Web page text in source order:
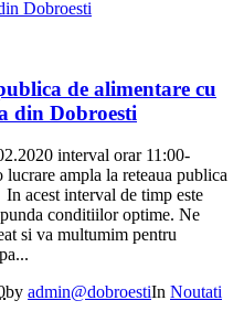
de alimentare cu
din Dobroesti
interval orar 11:00-
ampla la reteaua publica
acest interval de timp este
conditiilor optime. Ne
si va multumim pentru
by admin@dobroestiIn Noutati